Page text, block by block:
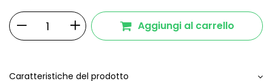
Aggiungi al carrello
Caratteristiche del prodotto